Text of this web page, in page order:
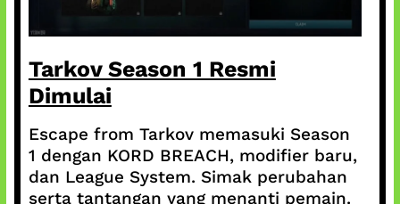
Tarkov Season 1 Resmi
Dimulai
Escape from Tarkov memasuki Season
1 dengan KORD BREACH, modifier baru,
dan League System. Simak perubahan
serta tantangan yang menanti pemain.